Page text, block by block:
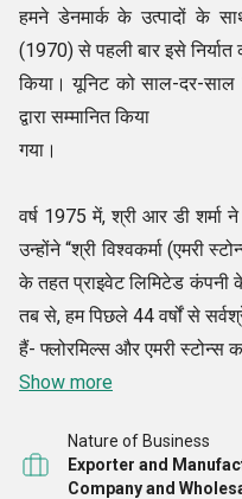
हमने डेनमार्क के उत्पादों के
(1970) से पहली बार इसे
किया। यूनिट को साल-दर-साल
द्वारा सम्मानित किया
गया।
वर्ष 1975 में, श्री आर डी शर्मा
उन्होंने “श्री विश्वकर्मा (एमरी
के तहत प्राइवेट लिमिटेड कंपनी
तब से, हम पिछले 44 वर्षों से
हैं- फ्लोरमिल्स और एमरी स्टोन्स
Show more
Nature of Business
Exporter and
Company and